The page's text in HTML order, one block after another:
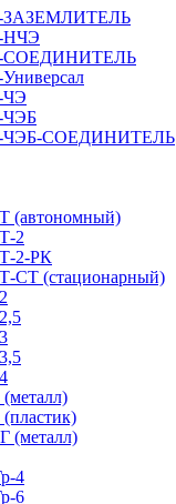
СОЕДИНИТЕЛЬ
2
2-РК
(стационарный)
(металл)
4
6